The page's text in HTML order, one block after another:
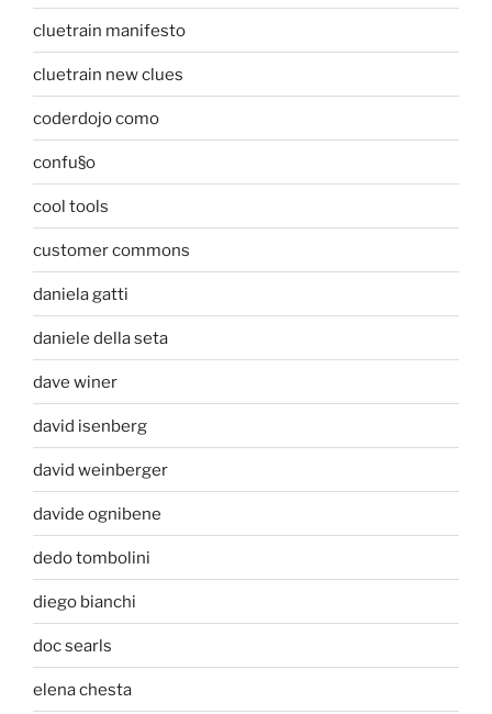
cluetrain manifesto
cluetrain new clues
coderdojo como
confu§o
cool tools
customer commons
daniela gatti
daniele della seta
dave winer
david isenberg
david weinberger
davide ognibene
dedo tombolini
diego bianchi
doc searls
elena chesta